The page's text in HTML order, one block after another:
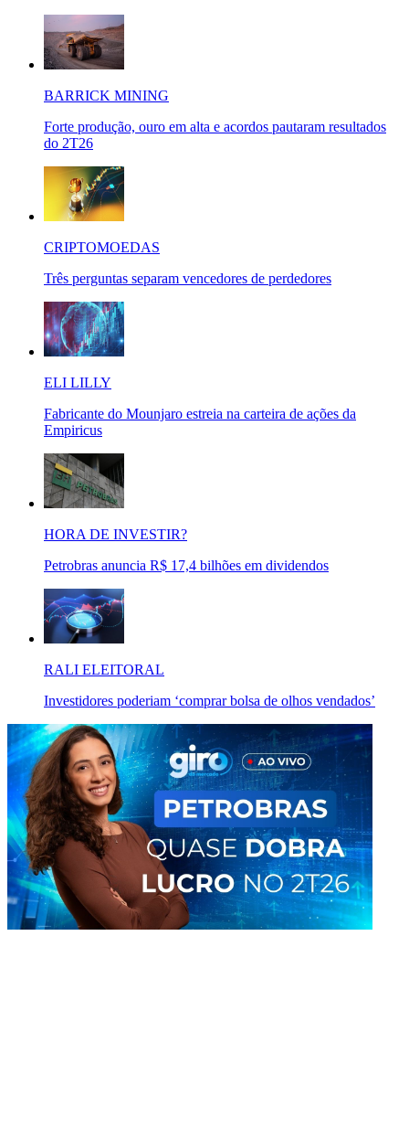
BARRICK MINING
Forte produção, ouro em alta e acordos pautaram resultados
do 2T26
CRIPTOMOEDAS
Três perguntas separam vencedores de perdedores
ELI LILLY
Fabricante do Mounjaro estreia na carteira de ações da
Empiricus
HORA DE INVESTIR?
Petrobras anuncia R$ 17,4 bilhões em dividendos
RALI ELEITORAL
Investidores poderiam ‘comprar bolsa de olhos vendados’